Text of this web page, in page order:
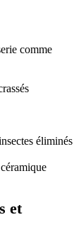
comme
éliminés
et